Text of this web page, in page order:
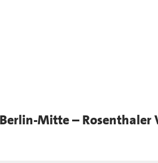
Mitte – Rosenthaler